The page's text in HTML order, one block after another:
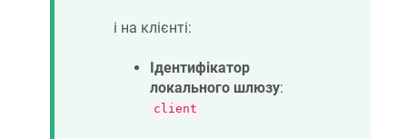
і на клієнті:
Ідентифікатор
локального шлюзу:
client